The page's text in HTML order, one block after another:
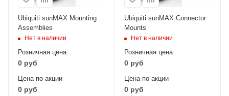
Ubiquiti sunMAX Mounting
Assemblies
Нет в наличии
Розничная цена
0 руб
Цена по акции
0 руб
Ubiquiti sunMAX Connector
Mounts
Нет в наличии
Розничная цена
0 руб
Цена по акции
0 руб